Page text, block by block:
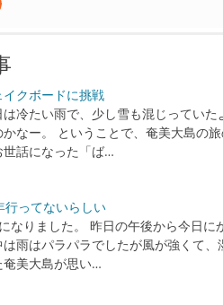
イクボードに挑戦
は冷たい雨で、少し雪も混じってい
かなー。 ということで、奄美大島の
世話になった「ば…
行ってないらしい
なりました。 昨日の午後から今日
は雨はパラパラでしたが風が強くて
奄美大島が思い…